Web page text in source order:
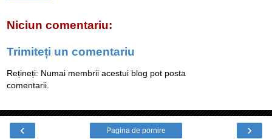
Niciun comentariu:
Trimiteți un comentariu
Rețineți: Numai membrii acestui blog pot posta
comentarii.
‹ ›
Pagina de pornire